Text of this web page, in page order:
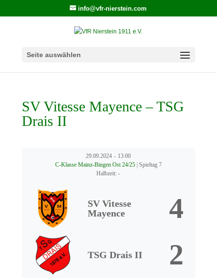
info@vfr-nierstein.com
Seite auswählen
SV Vitesse Mayence – TSG
Drais II
29.09.2024 - 13:00
C-Klasse Mainz-Bingen Ost 24/25 | Spieltag 7
Halbzeit: -
SV Vitesse
Mayence
4
TSG Drais II 2